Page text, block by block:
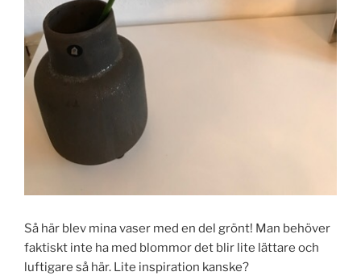
Så här blev mina vaser med en del grönt! Man behöver
faktiskt inte ha med blommor det blir lite lättare och
luftigare så här. Lite inspiration kanske?